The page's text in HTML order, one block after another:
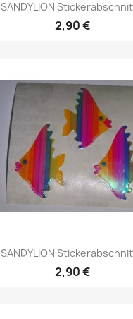
SANDYLION
2,90 €
SANDYLION
2,90 €